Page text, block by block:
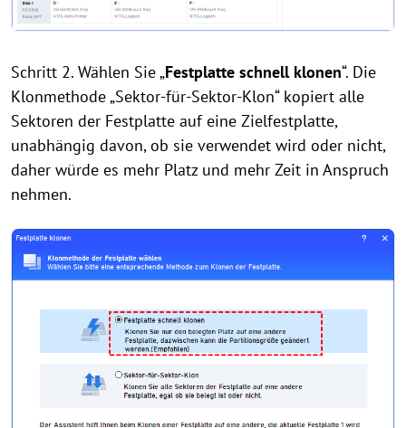
Schritt 2. Wählen Sie „Festplatte schnell klonen“. Die
Klonmethode „Sektor-für-Sektor-Klon“ kopiert alle
Sektoren der Festplatte auf eine Zielfestplatte,
unabhängig davon, ob sie verwendet wird oder nicht,
daher würde es mehr Platz und mehr Zeit in Anspruch
nehmen.